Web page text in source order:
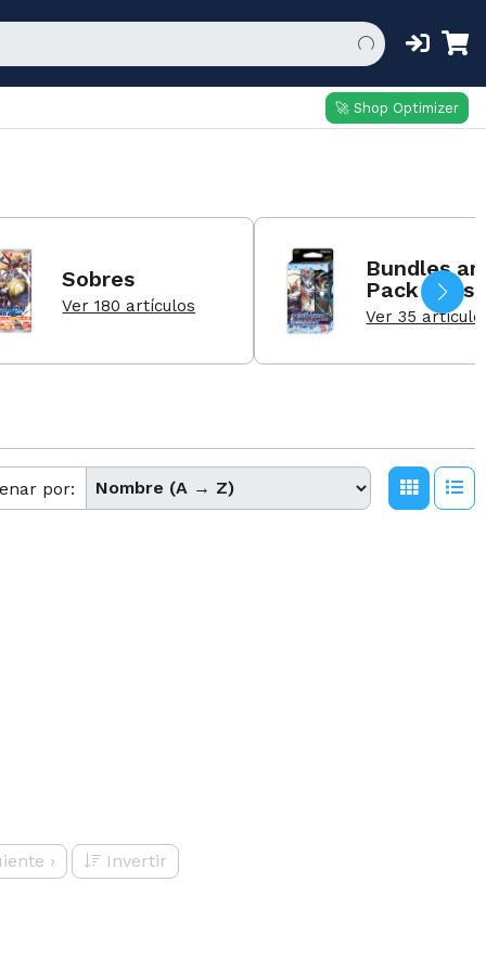
🚀 Shop Optimizer
Sobres
Ver 180 artículos
Bundles
Pack Sets
Ver 35
por:
› Invertir